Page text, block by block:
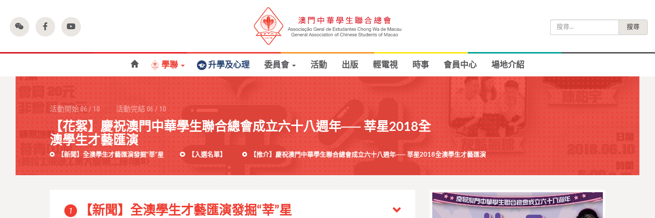
尋
學聯 升學及心理 委員會 活動 出版 輕電視 時事 會員中心 場地介紹
活動開始06/10 活動完結06/10
【花絮】慶祝澳門中華學生聯合總會成立六十八週年── 莘星2018全
澳學生才藝匯演
【新聞】全澳學生才藝匯演發掘“莘”星 【入選名單】 【推介】慶祝澳門中華學生聯合總會成立六十八週年── 莘星2018全澳學生才藝匯演
1 【新聞】全澳學生才藝匯演發掘“莘”星